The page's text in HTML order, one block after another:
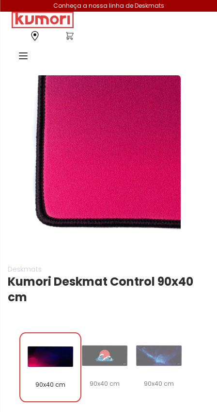
Conheça a nossa linha de Deskmats
Deskmats
Kumori Deskmat Control 90x40
cm
90x40 cm 90x40 cm 90x40 cm